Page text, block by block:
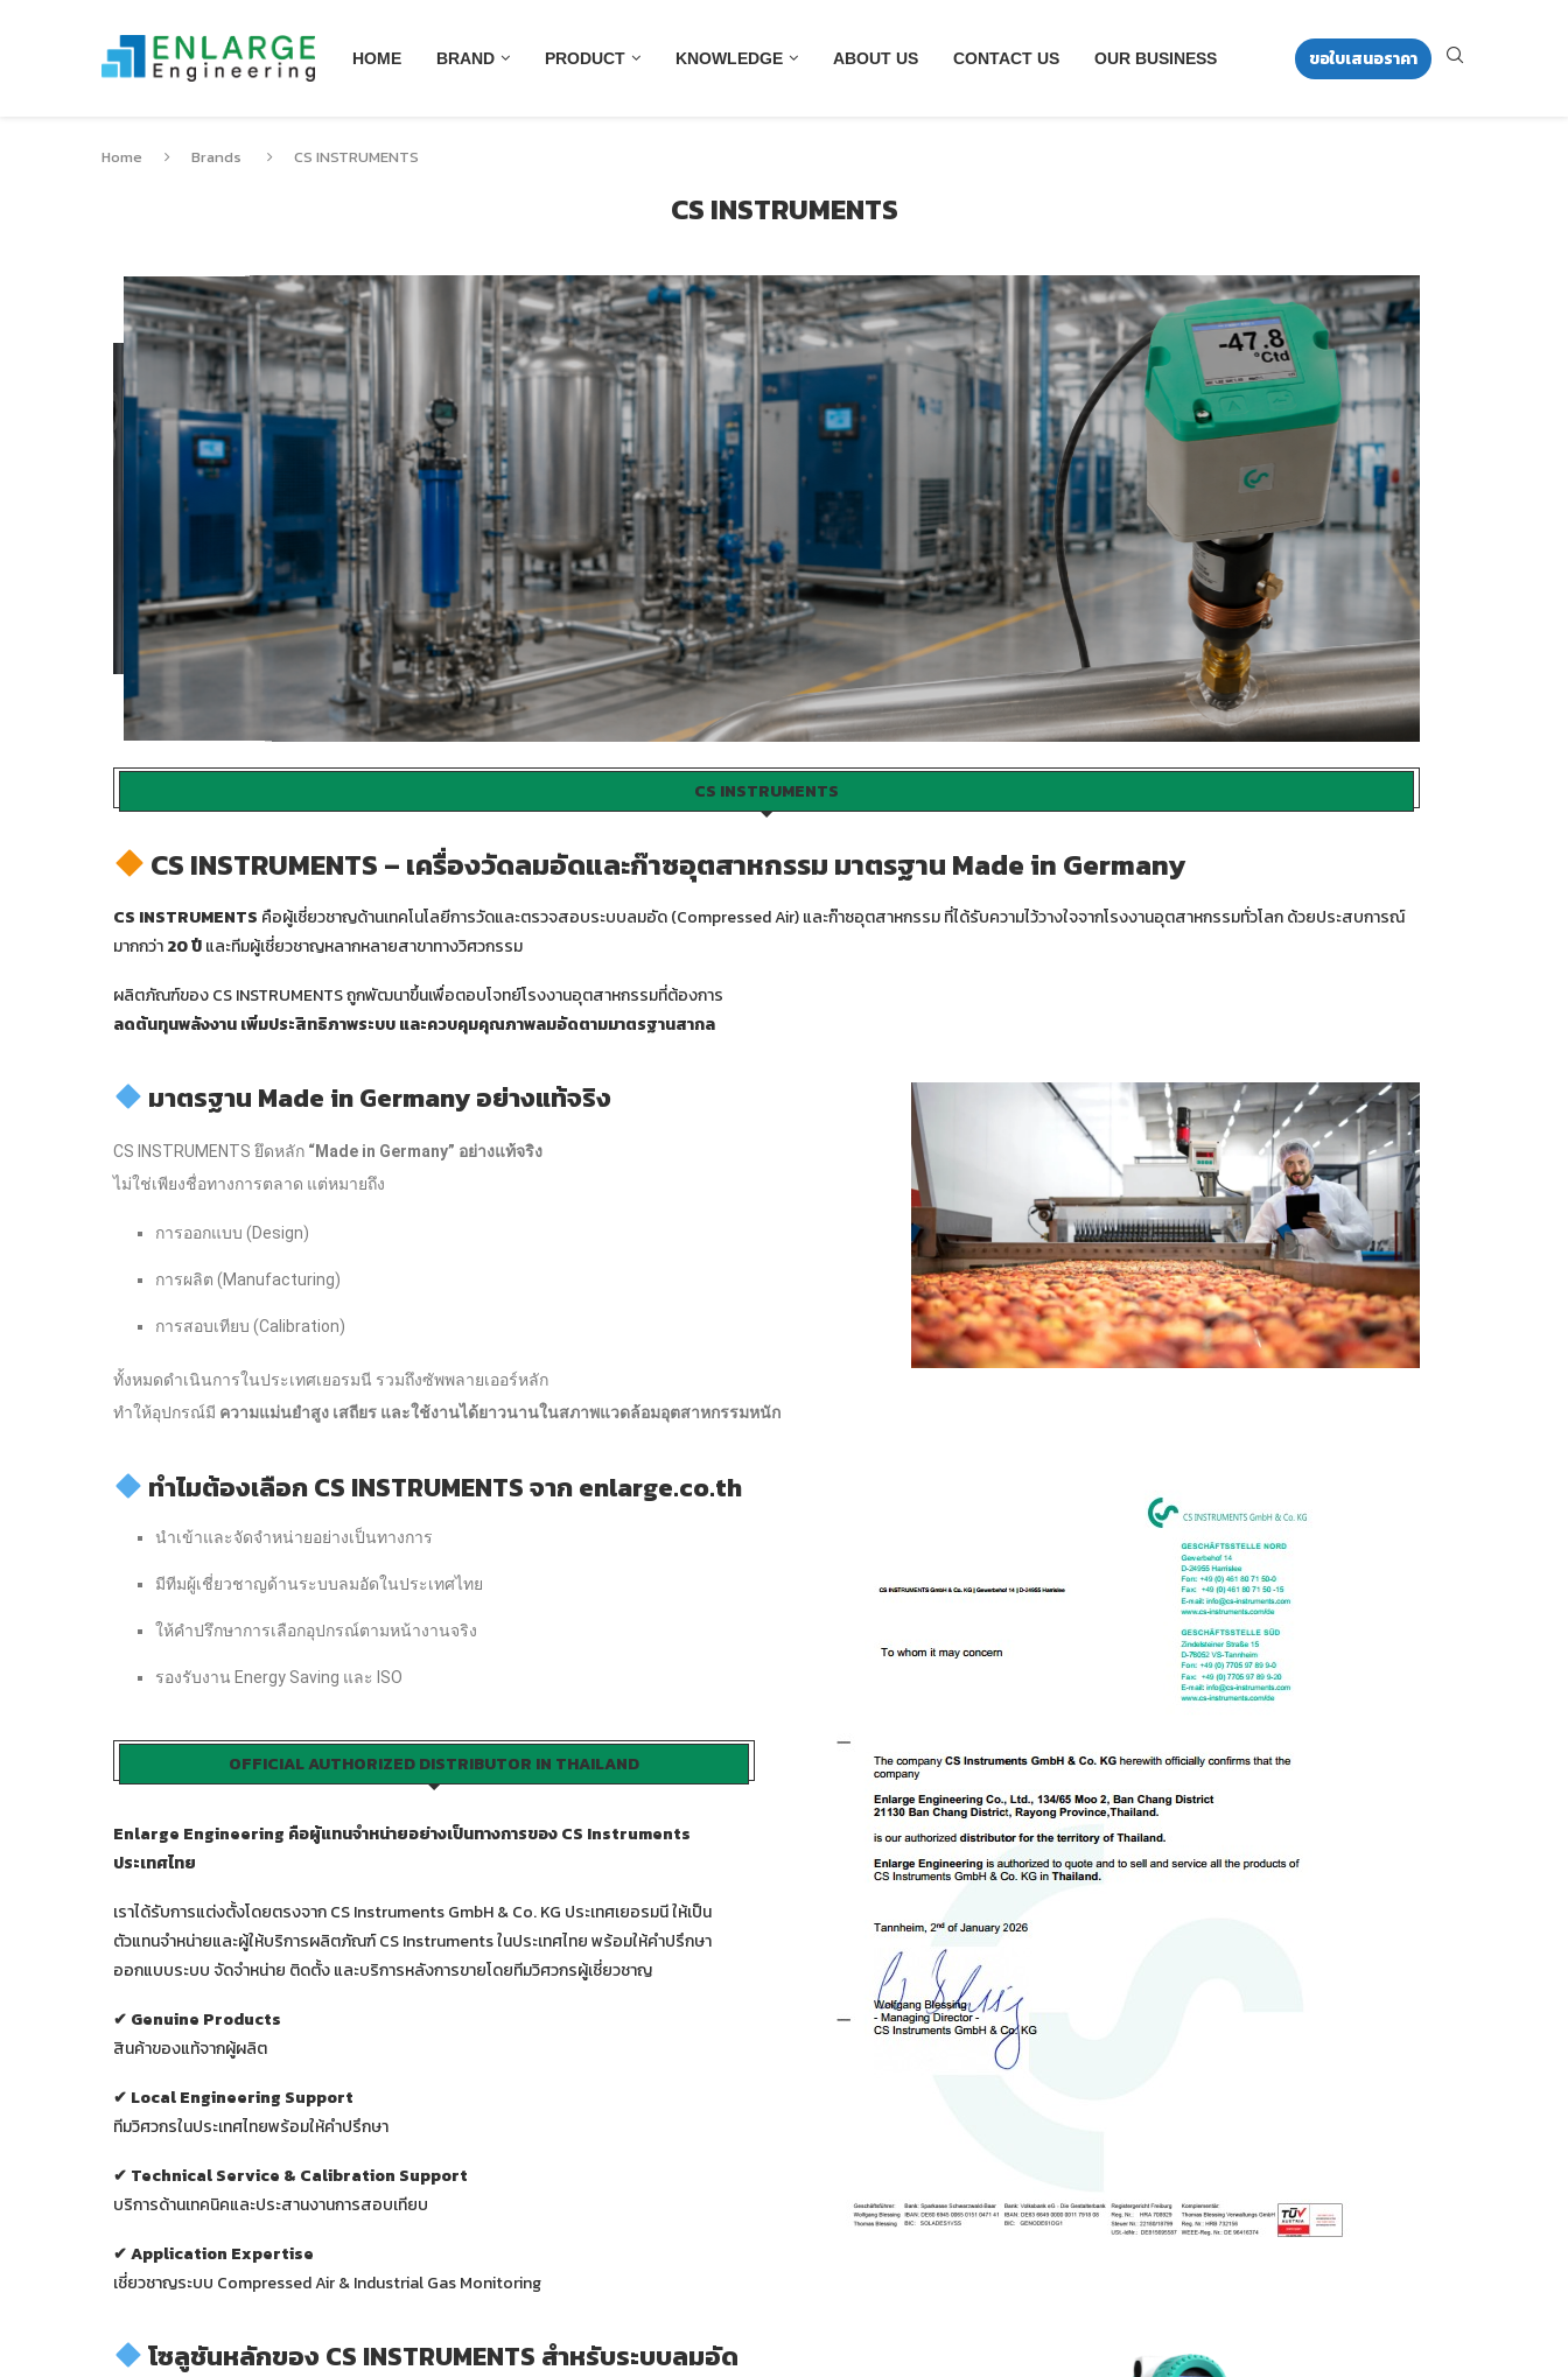
HOME BRAND PRODUCT KNOWLEDGE ABOUT US CONTACT US OUR BUSINESS ขอใบเสนอราคา
Home Brands CS INSTRUMENTS
CS INSTRUMENTS
FA 500 - DEW POINT SENSOR WITH INTEGRATED
DISPLAY AND ALARM RELAY
FA 500 คือเซนเซอร์วัดจุดน้ำค้าง (Dew Point) สำหรับระบบลมอัดอุตสาหกรรม รองรับการแสดงผลหลาย
ค่า ตั้งค่าแจ้งเตือนได้ และช่วยตรวจสอบประสิทธิภาพเครื่องอบลมอัดอย่างแม่นยำ
>> ข้อมูลสินค้า <<
CS INSTRUMENTS
CS INSTRUMENTS – เครื่องวัดลมอัดและก๊าซอุตสาหกรรม มาตรฐาน Made in Germany
CS INSTRUMENTS คือผู้เชี่ยวชาญด้านเทคโนโลยีการวัดและตรวจสอบระบบลมอัด (Compressed Air) และก๊าซอุตสาหกรรม ที่ได้รับความไว้วางใจจากโรงงานอุตสาหกรรมทั่วโลก ด้วยประสบการณ์
มากกว่า20 ปีและทีมผู้เชี่ยวชาญหลากหลายสาขาทางวิศวกรรม
ผลิตภัณฑ์ของ CS INSTRUMENTS ถูกพัฒนาขึ้นเพื่อตอบโจทย์โรงงานอุตสาหกรรมที่ต้องการ
ลดต้นทุนพลังงาน เพิ่มประสิทธิภาพระบบ และควบคุมคุณภาพลมอัดตามมาตรฐานสากล
มาตรฐาน Made in Germany อย่างแท้จริง
CS INSTRUMENTS ยึดหลัก “Made in Germany” อย่างแท้จริง
ไม่ใช่เพียงชื่อทางการตลาด แต่หมายถึง
การออกแบบ (Design)
การผลิต (Manufacturing)
การสอบเทียบ (Calibration)
ทั้งหมดดำเนินการในประเทศเยอรมนี รวมถึงซัพพลายเออร์หลัก
ทำให้อุปกรณ์มี ความแม่นยำสูง เสถียร และใช้งานได้ยาวนานในสภาพแวดล้อมอุตสาหกรรมหนัก
ทำไมต้องเลือก CS INSTRUMENTS จาก enlarge.co.th
นำเข้าและจัดจำหน่ายอย่างเป็นทางการ
มีทีมผู้เชี่ยวชาญด้านระบบลมอัดในประเทศไทย
ให้คำปรึกษาการเลือกอุปกรณ์ตามหน้างานจริง
รองรับงาน Energy Saving และ ISO
OFFICIAL AUTHORIZED DISTRIBUTOR IN THAILAND
Enlarge Engineering คือผู้แทนจำหน่ายอย่างเป็นทางการของ CS Instruments
ประเทศไทย
เราได้รับการแต่งตั้งโดยตรงจาก CS Instruments GmbH & Co. KG ประเทศเยอรมนี ให้เป็น
ตัวแทนจำหน่ายและผู้ให้บริการผลิตภัณฑ์ CS Instruments ในประเทศไทย พร้อมให้คำปรึกษา
ออกแบบระบบ จัดจำหน่าย ติดตั้ง และบริการหลังการขายโดยทีมวิศวกรผู้เชี่ยวชาญ
✔ Genuine Products
สินค้าของแท้จากผู้ผลิต
✔ Local Engineering Support
ทีมวิศวกรในประเทศไทยพร้อมให้คำปรึกษา
✔ Technical Service & Calibration Support
บริการด้านเทคนิคและประสานงานการสอบเทียบ
✔ Application Expertise
เชี่ยวชาญระบบ Compressed Air & Industrial Gas Monitoring
โซลูชันหลักของ CS INSTRUMENTS สำหรับระบบลมอัด